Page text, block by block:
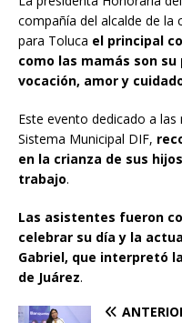
compañía del alcalde de la
para Toluca el principal
como las mamás son
vocación, amor y
Este evento dedicado a
Sistema Municipal DIF,
en la crianza de sus
trabajo.
Las asistentes fueron
celebrar su día y la
Gabriel, que interpretó
de Juárez.